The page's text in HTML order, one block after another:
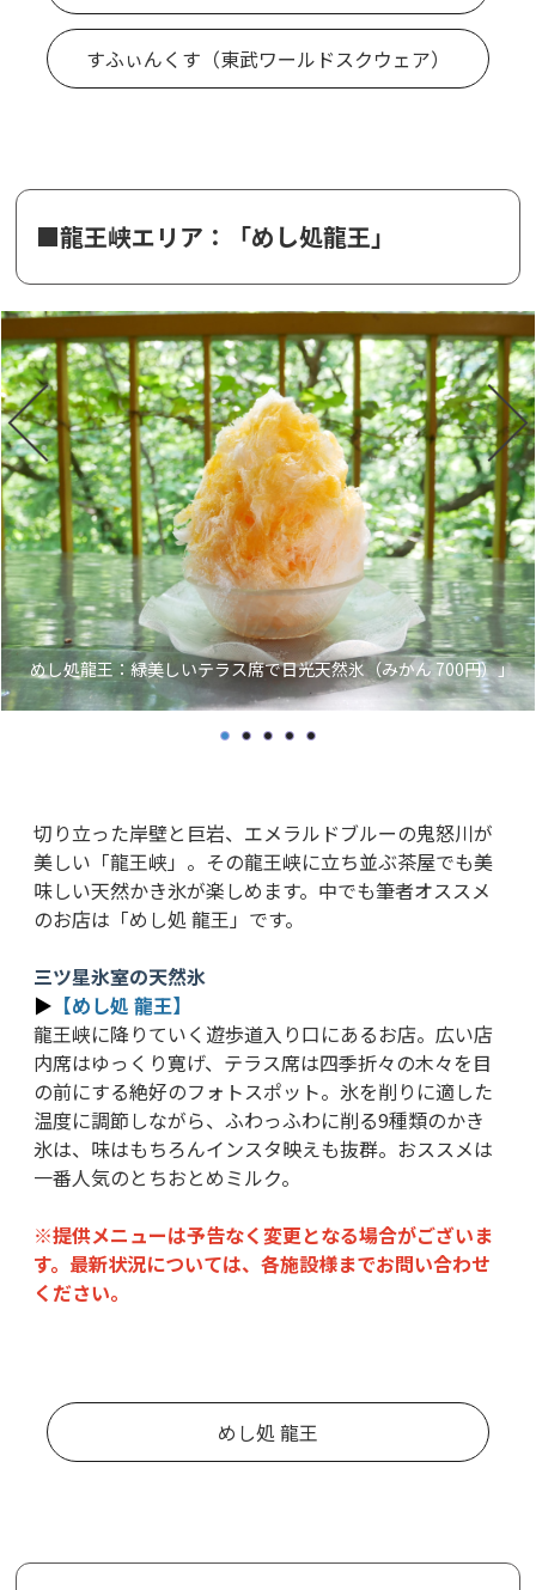
すふぃんくす（東武ワールドスクウェア）
■龍王峡エリア：「めし処龍王」
めし処龍王：緑美しいテラス席で日光天然氷（みかん 700円）」
切り立った岸壁と巨岩、エメラルドブルーの鬼怒川が
美しい「龍王峡」。その龍王峡に立ち並ぶ茶屋でも美
味しい天然かき氷が楽しめます。中でも筆者オススメ
のお店は「めし処 龍王」です。
三ツ星氷室の天然氷
▶ 【めし処 龍王】
龍王峡に降りていく遊歩道入り口にあるお店。広い店
内席はゆっくり寛げ、テラス席は四季折々の木々を目
の前にする絶好のフォトスポット。氷を削りに適した
温度に調節しながら、ふわっふわに削る9種類のかき
氷は、味はもちろんインスタ映えも抜群。おススメは
一番人気のとちおとめミルク。
※提供メニューは予告なく変更となる場合がございま
す。最新状況については、各施設様までお問い合わせ
ください。
めし処 龍王